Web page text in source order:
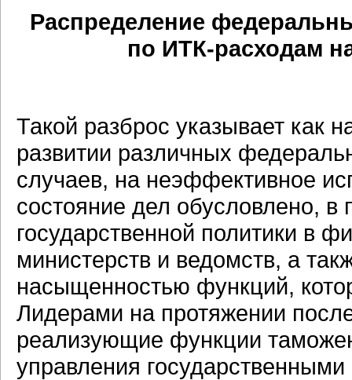
Распределение
по ИТК-расходам
Такой разброс указывает
развитии различных
случаев, на неэффективное
состояние дел обусловлено,
государственной политики в
министерств и ведомств, а
насыщенностью функций,
Лидерами на протяжении
реализующие функции
управления